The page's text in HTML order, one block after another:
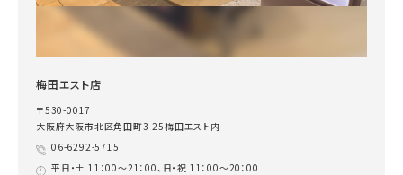
梅田エスト店
〒530-0017
大阪府大阪市北区角田町3-25梅田エスト内
06-6292-5715
平日・土 11：00～21：00、日・祝 11：00～20：00